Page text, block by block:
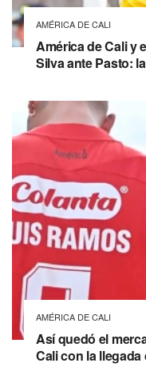
AMÉRICA DE CALI
América de Cali y
Silva ante Pasto:
AMÉRICA DE CALI
Así quedó el
Cali con la